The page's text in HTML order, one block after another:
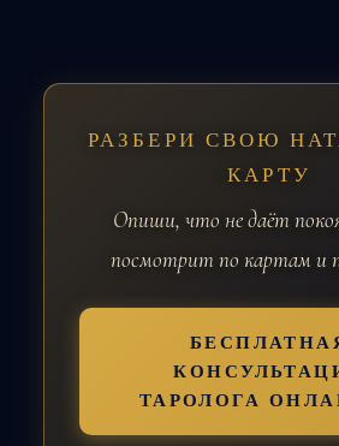
РАЗБЕРИ СВОЮ
КАРТУ
Опиши, что не даёт
посмотрит по картам и
ТАРОЛОГА